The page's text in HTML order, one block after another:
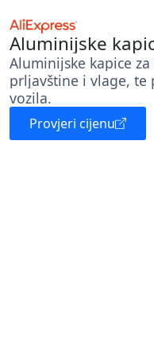
Aluminijske
Aluminijske kapice
prljavštine i vlage, te
vozila.
Provjeri cijenu